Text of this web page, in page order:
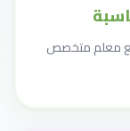
صغيرة (3-5 طلاب) مع معلم متخصص